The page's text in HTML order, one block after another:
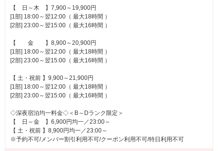
【 日～木 】7,900～19,900円
[1部] 18:00～翌12:00（ 最大18時間 ）
[2部] 23:00～翌15:00（ 最大16時間 ）
【 金 】8,900～20,900円
[1部] 18:00～翌12:00（ 最大18時間 ）
[2部] 23:00～翌15:00（ 最大16時間 ）
【 土・祝前 】9,900～21,900円
[1部] 18:00～翌12:00（ 最大18時間 ）
[2部] 23:00～翌15:00（ 最大16時間 ）
◇深夜宿泊均一料金◇＜B～Dランク限定＞
【 日～金 】6,900円均一／23:00～
【 土・祝前 】8,900円均一／23:00～
※予約不可/メンバー割引利用不可/クーポン利用不可/特日利用不可